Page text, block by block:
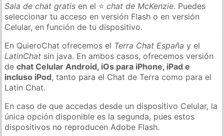
Sala de chat gratis en el ⭐chat de McKenzie. Puedes
seleccionar tu acceso en versión Flash o en versión
Celular, en función de tu dispositivo.
En QuieroChat ofrecemos el Terra Chat España y el
LatinChat sin java. En ambos casos, ofrecemos versión
dechat Celular Android, iOs para iPhone, iPad e
incluso iPod, tanto para el Chat de Terra como para el
Latin Chat.
En caso de que accedas desde un dispositivo Celular, la
única opción disponible es la segunda, pues estos
dispositivos no reproducen Adobe Flash.